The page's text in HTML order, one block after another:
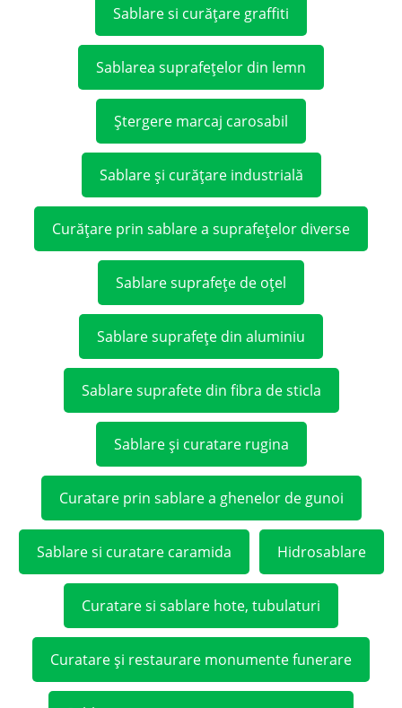
Sablare si curățare graffiti
Sablarea suprafețelor din lemn
Ștergere marcaj carosabil
Sablare și curățare industrială
Curățare prin sablare a suprafețelor diverse
Sablare suprafețe de oțel
Sablare suprafețe din aluminiu
Sablare suprafete din fibra de sticla
Sablare și curatare rugina
Curatare prin sablare a ghenelor de gunoi
Sablare si curatare caramida Hidrosablare
Curatare si sablare hote, tubulaturi
Curatare și restaurare monumente funerare